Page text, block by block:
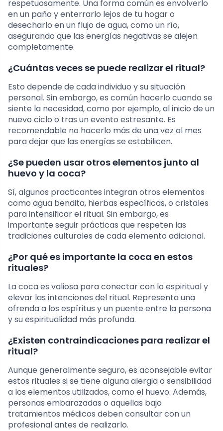
respetuosamente. Una forma común es envolverlo
en un paño y enterrarlo lejos de tu hogar o
desecharlo en un flujo de agua, como un río,
asegurando que las energías negativas se alejen
completamente.
¿Cuántas veces se puede realizar el ritual?
Esto depende de cada individuo y su situación
personal. Sin embargo, es común hacerlo cuando se
siente la necesidad, como por ejemplo, al inicio de un
nuevo ciclo o tras un evento estresante. Es
recomendable no hacerlo más de una vez al mes
para dejar que las energías se estabilicen.
¿Se pueden usar otros elementos junto al
huevo y la coca?
Sí, algunos practicantes integran otros elementos
como agua bendita, hierbas específicas, o cristales
para intensificar el ritual. Sin embargo, es
importante seguir prácticas que respeten las
tradiciones culturales de cada elemento adicional.
¿Por qué es importante la coca en estos
rituales?
La coca es valiosa para conectar con lo espiritual y
elevar las intenciones del ritual. Representa una
ofrenda a los espíritus y un puente entre la persona
y su espiritualidad más profunda.
¿Existen contraindicaciones para realizar el
ritual?
Aunque generalmente seguro, es aconsejable evitar
estos rituales si se tiene alguna alergia o sensibilidad
a los elementos utilizados, como el huevo. Además,
personas embarazadas o aquellas bajo
tratamientos médicos deben consultar con un
profesional antes de realizarlo.